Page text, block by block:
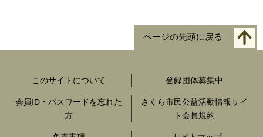
ページの先頭に戻る
このサイトについて 登録団体募集中
会員ID・パスワードを忘れた
方
さくら市民公益活動情報サイ
ト会員規約